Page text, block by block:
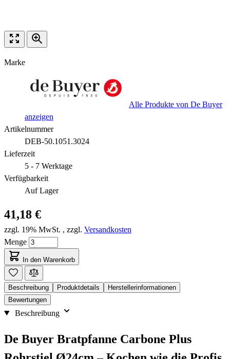
Marke
Alle Produkte von De Buyer
anzeigen
Artikelnummer
DEB-50.1051.3024
Lieferzeit
5 - 7 Werktage
Verfügbarkeit
Auf Lager
41,18 €
zzgl. 19% MwSt. , zzgl. Versandkosten
Menge
In den Warenkorb
Beschreibung Produktdetails
Herstellerinformationen
Bewertungen
Beschreibung
De Buyer Bratpfanne Carbone Plus